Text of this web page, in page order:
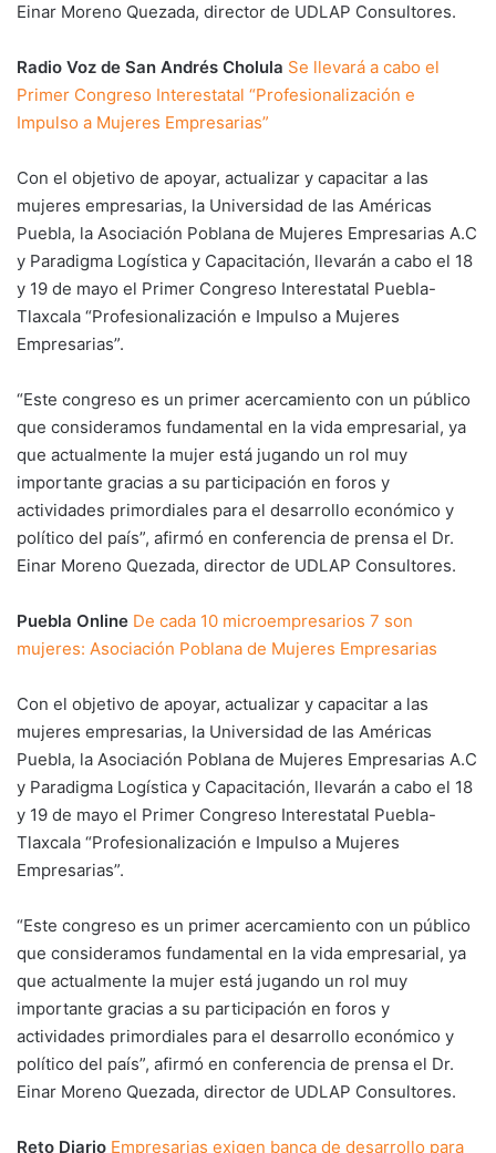
Einar Moreno Quezada, director de UDLAP Consultores.
Radio Voz de San Andrés Cholula Se llevará a cabo el
Primer Congreso Interestatal “Profesionalización e
Impulso a Mujeres Empresarias”
Con el objetivo de apoyar, actualizar y capacitar a las
mujeres empresarias, la Universidad de las Américas
Puebla, la Asociación Poblana de Mujeres Empresarias A.C
y Paradigma Logística y Capacitación, llevarán a cabo el 18
y 19 de mayo el Primer Congreso Interestatal Puebla-
Tlaxcala “Profesionalización e Impulso a Mujeres
Empresarias”.
“Este congreso es un primer acercamiento con un público
que consideramos fundamental en la vida empresarial, ya
que actualmente la mujer está jugando un rol muy
importante gracias a su participación en foros y
actividades primordiales para el desarrollo económico y
político del país”, afirmó en conferencia de prensa el Dr.
Einar Moreno Quezada, director de UDLAP Consultores.
Puebla Online De cada 10 microempresarios 7 son
mujeres: Asociación Poblana de Mujeres Empresarias
Con el objetivo de apoyar, actualizar y capacitar a las
mujeres empresarias, la Universidad de las Américas
Puebla, la Asociación Poblana de Mujeres Empresarias A.C
y Paradigma Logística y Capacitación, llevarán a cabo el 18
y 19 de mayo el Primer Congreso Interestatal Puebla-
Tlaxcala “Profesionalización e Impulso a Mujeres
Empresarias”.
“Este congreso es un primer acercamiento con un público
que consideramos fundamental en la vida empresarial, ya
que actualmente la mujer está jugando un rol muy
importante gracias a su participación en foros y
actividades primordiales para el desarrollo económico y
político del país”, afirmó en conferencia de prensa el Dr.
Einar Moreno Quezada, director de UDLAP Consultores.
Reto Diario Empresarias exigen banca de desarrollo para